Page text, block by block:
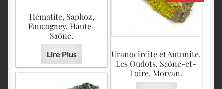
Hématite, Saphoz,
Faucogney, Haute-
Saône.
Lire Plus
Uranocircite et Autunite,
Les Oudots, Saône-et-
Loire, Morvan.